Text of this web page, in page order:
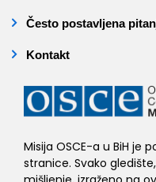
Često postavljena
Kontakt
Misija OSCE-a u BiH je
stranice. Svako